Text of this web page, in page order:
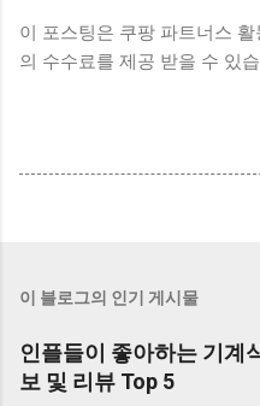
이 포스팅은 쿠팡 파트너스
의 수수료를 제공 받을 수 있
이 블로그의 인기 게시물
인플들이 좋아하는 기계
보 및 리뷰 Top 5